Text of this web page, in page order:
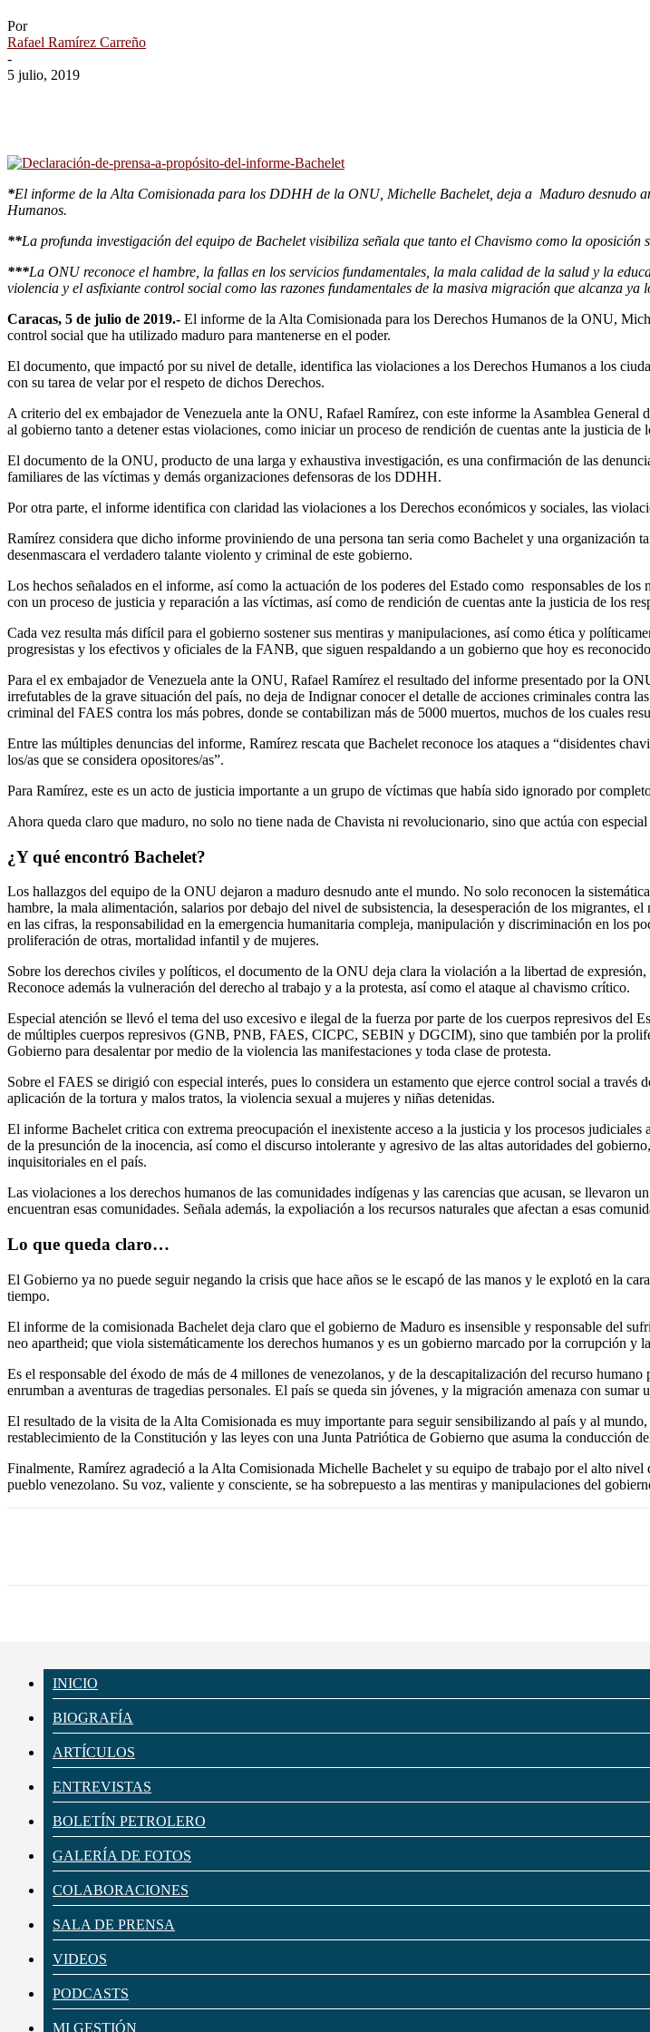
Por
Rafael Ramírez Carreño
-
5 julio, 2019
*El informe de la Alta Comisionada para los DDHH de la ONU, Michelle Bachelet, deja a Maduro desnudo
Humanos.
**La profunda investigación del equipo de Bachelet visibiliza señala que tanto el Chavismo como la oposición
***La ONU reconoce el hambre, la fallas en los servicios fundamentales, la mala calidad de la salud y la
violencia y el asfixiante control social como las razones fundamentales de la masiva migración que alcanza ya
Caracas, 5 de julio de 2019.- El informe de la Alta Comisionada para los Derechos Humanos de la ONU,
control social que ha utilizado maduro para mantenerse en el poder.
El documento, que impactó por su nivel de detalle, identifica las violaciones a los Derechos Humanos a los
con su tarea de velar por el respeto de dichos Derechos.
A criterio del ex embajador de Venezuela ante la ONU, Rafael Ramírez, con este informe la Asamblea
al gobierno tanto a detener estas violaciones, como iniciar un proceso de rendición de cuentas ante la justicia
El documento de la ONU, producto de una larga y exhaustiva investigación, es una confirmación de las
familiares de las víctimas y demás organizaciones defensoras de los DDHH.
Por otra parte, el informe identifica con claridad las violaciones a los Derechos económicos y sociales, las
Ramírez considera que dicho informe proviniendo de una persona tan seria como Bachelet y una
desenmascara el verdadero talante violento y criminal de este gobierno.
Los hechos señalados en el informe, así como la actuación de los poderes del Estado como responsables de
con un proceso de justicia y reparación a las víctimas, así como de rendición de cuentas ante la justicia de los
Cada vez resulta más difícil para el gobierno sostener sus mentiras y manipulaciones, así como ética y
progresistas y los efectivos y oficiales de la FANB, que siguen respaldando a un gobierno que hoy es
Para el ex embajador de Venezuela ante la ONU, Rafael Ramírez el resultado del informe presentado por la
irrefutables de la grave situación del país, no deja de Indignar conocer el detalle de acciones criminales contra
criminal del FAES contra los más pobres, donde se contabilizan más de 5000 muertos, muchos de los cuales
Entre las múltiples denuncias del informe, Ramírez rescata que Bachelet reconoce los ataques a “disidentes
los/as que se considera opositores/as”.
Para Ramírez, este es un acto de justicia importante a un grupo de víctimas que había sido ignorado por
Ahora queda claro que maduro, no solo no tiene nada de Chavista ni revolucionario, sino que actúa con
¿Y qué encontró Bachelet?
Los hallazgos del equipo de la ONU dejaron a maduro desnudo ante el mundo. No solo reconocen la
hambre, la mala alimentación, salarios por debajo del nivel de subsistencia, la desesperación de los migrantes,
en las cifras, la responsabilidad en la emergencia humanitaria compleja, manipulación y discriminación en los
proliferación de otras, mortalidad infantil y de mujeres.
Sobre los derechos civiles y políticos, el documento de la ONU deja clara la violación a la libertad de
Reconoce además la vulneración del derecho al trabajo y a la protesta, así como el ataque al chavismo crítico.
Especial atención se llevó el tema del uso excesivo e ilegal de la fuerza por parte de los cuerpos represivos del
de múltiples cuerpos represivos (GNB, PNB, FAES, CICPC, SEBIN y DGCIM), sino que también por la
Gobierno para desalentar por medio de la violencia las manifestaciones y toda clase de protesta.
Sobre el FAES se dirigió con especial interés, pues lo considera un estamento que ejerce control social a
aplicación de la tortura y malos tratos, la violencia sexual a mujeres y niñas detenidas.
El informe Bachelet critica con extrema preocupación el inexistente acceso a la justicia y los procesos
de la presunción de la inocencia, así como el discurso intolerante y agresivo de las altas autoridades del
inquisitoriales en el país.
Las violaciones a los derechos humanos de las comunidades indígenas y las carencias que acusan, se
encuentran esas comunidades. Señala además, la expoliación a los recursos naturales que afectan a esas
Lo que queda claro…
El Gobierno ya no puede seguir negando la crisis que hace años se le escapó de las manos y le explotó en la
tiempo.
El informe de la comisionada Bachelet deja claro que el gobierno de Maduro es insensible y responsable del
neo apartheid; que viola sistemáticamente los derechos humanos y es un gobierno marcado por la corrupción y
Es el responsable del éxodo de más de 4 millones de venezolanos, y de la descapitalización del recurso
enrumban a aventuras de tragedias personales. El país se queda sin jóvenes, y la migración amenaza con sumar
El resultado de la visita de la Alta Comisionada es muy importante para seguir sensibilizando al país y al
restablecimiento de la Constitución y las leyes con una Junta Patriótica de Gobierno que asuma la conducción
Finalmente, Ramírez agradeció a la Alta Comisionada Michelle Bachelet y su equipo de trabajo por el alto
pueblo venezolano. Su voz, valiente y consciente, se ha sobrepuesto a las mentiras y manipulaciones del
INICIO
BIOGRAFÍA
ARTÍCULOS
ENTREVISTAS
BOLETÍN PETROLERO
GALERÍA DE FOTOS
COLABORACIONES
SALA DE PRENSA
VIDEOS
PODCASTS
MI GESTIÓN